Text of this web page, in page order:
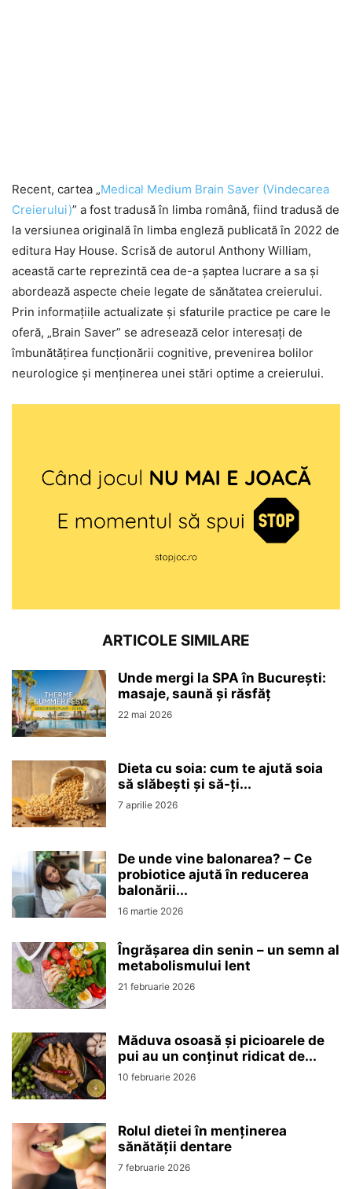
Recent, cartea „Medical Medium Brain Saver (Vindecarea
Creierului)” a fost tradusă în limba română, fiind tradusă de
la versiunea originală în limba engleză publicată în 2022 de
editura Hay House. Scrisă de autorul Anthony William,
această carte reprezintă cea de-a șaptea lucrare a sa și
abordează aspecte cheie legate de sănătatea creierului.
Prin informațiile actualizate și sfaturile practice pe care le
oferă, „Brain Saver” se adresează celor interesați de
îmbunătățirea funcționării cognitive, prevenirea bolilor
neurologice și menținerea unei stări optime a creierului.
ARTICOLE SIMILARE
Unde mergi la SPA în București:
masaje, saună și răsfăț
22 mai 2026
Dieta cu soia: cum te ajută soia
să slăbești și să-ți...
7 aprilie 2026
De unde vine balonarea? – Ce
probiotice ajută în reducerea
balonării...
16 martie 2026
Îngrășarea din senin – un semn al
metabolismului lent
21 februarie 2026
Măduva osoasă și picioarele de
pui au un conținut ridicat de...
10 februarie 2026
Rolul dietei în menținerea
sănătății dentare
7 februarie 2026